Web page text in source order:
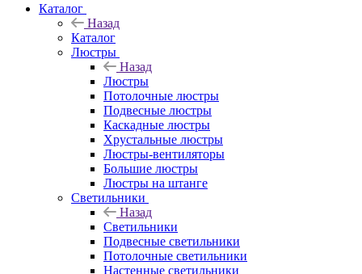
Каталог
Назад
Каталог
Люстры
Назад
Люстры
Потолочные люстры
Подвесные люстры
Каскадные люстры
Хрустальные люстры
Люстры-вентиляторы
Большие люстры
Люстры на штанге
Светильники
Назад
Светильники
Подвесные светильники
Потолочные светильники
Настенные светильники